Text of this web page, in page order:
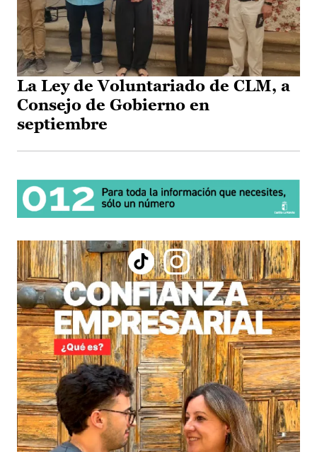
La Ley de Voluntariado de CLM, a
Consejo de Gobierno en
septiembre